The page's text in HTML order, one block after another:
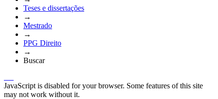
Teses e dissertações
→
Mestrado
→
PPG Direito
→
Buscar
JavaScript is disabled for your browser. Some features of this site
may not work without it.